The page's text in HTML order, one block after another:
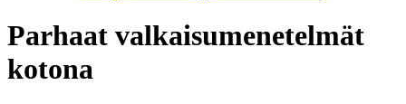
Parhaat valkaisumenetelmät
kotona